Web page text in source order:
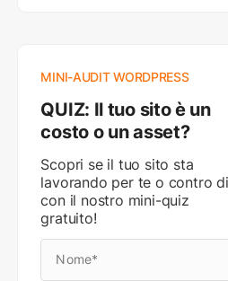
MINI-AUDIT WORDPRESS
QUIZ: Il tuo sito è un
costo o un asset?
Scopri se il tuo sito sta
lavorando per te o contro
con il nostro mini-quiz
gratuito!